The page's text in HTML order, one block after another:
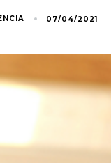
07/04/2021